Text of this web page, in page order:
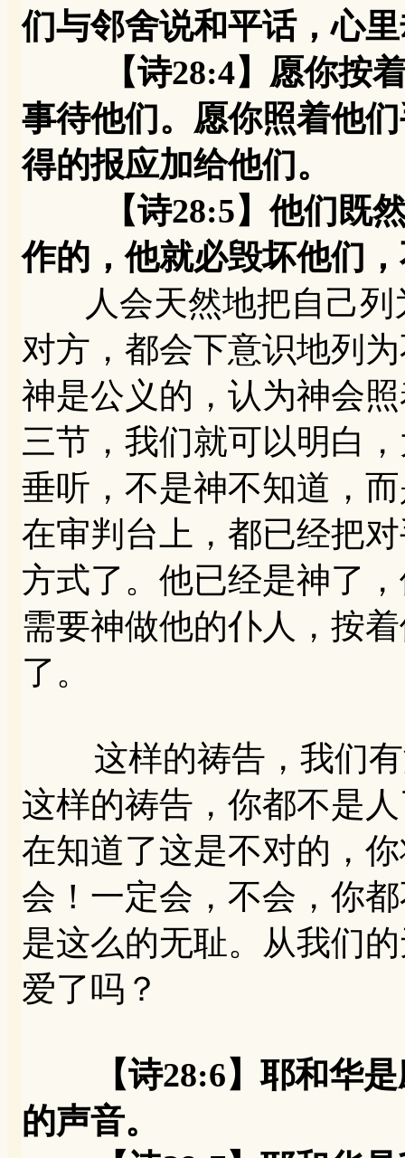
们与邻舍说和平话，心
【诗28:4】愿你按着
事待他们。愿你照着他
得的报应加给他们。
【诗28:5】他们既然
作的，他就必毁坏他们
人会天然地把自己列
对方，都会下意识地列
神是公义的，认为神会
三节，我们就可以明白
垂听，不是神不知道，
在审判台上，都已经把
方式了。他已经是神了
需要神做他的仆人，按
了。
这样的祷告，我们有
这样的祷告，你都不是
在知道了这是不对的，
会！一定会，不会，你
是这么的无耻。从我们
爱了吗？
【诗28:6】耶和华是
的声音。